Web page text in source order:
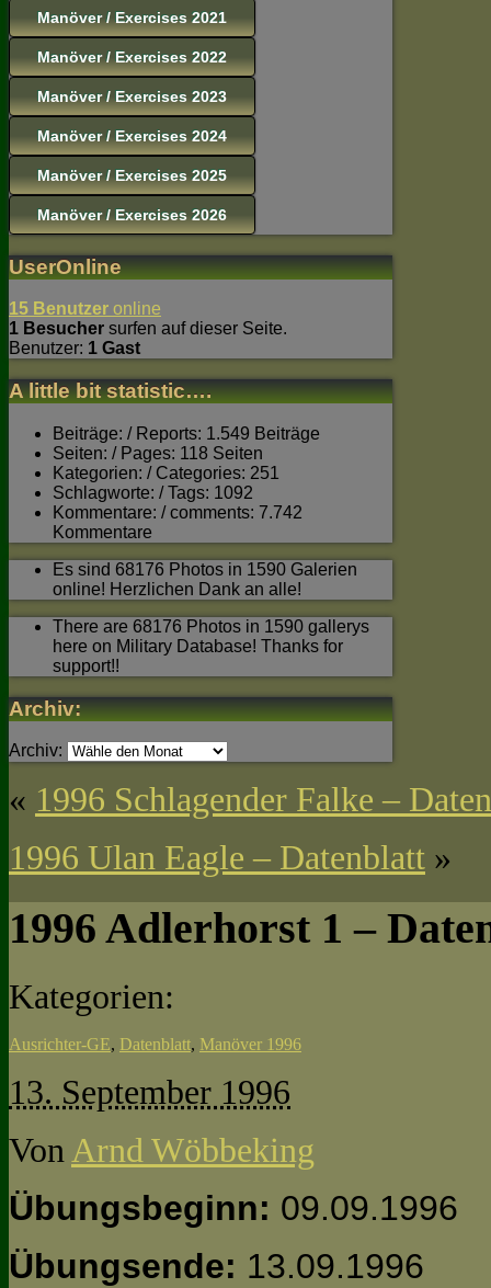
Manöver / Exercises 2021
Manöver / Exercises 2022
Manöver / Exercises 2023
Manöver / Exercises 2024
Manöver / Exercises 2025
Manöver / Exercises 2026
UserOnline
15 Benutzer online
1 Besucher surfen auf dieser Seite.
Benutzer: 1 Gast
A little bit statistic….
Beiträge: / Reports: 1.549 Beiträge
Seiten: / Pages: 118 Seiten
Kategorien: / Categories: 251
Schlagworte: / Tags: 1092
Kommentare: / comments: 7.742
Kommentare
Es sind 68176 Photos in 1590 Galerien
online! Herzlichen Dank an alle!
There are 68176 Photos in 1590 gallerys
here on Military Database! Thanks for
support!!
Archiv:
Archiv:
« 1996 Schlagender Falke –
1996 Ulan Eagle – Datenblatt »
1996 Adlerhorst 1 –
Kategorien:
Ausrichter-GE, Datenblatt, Manöver 1996
13. September 1996
Von Arnd Wöbbeking
Übungsbeginn: 09.09.1996
Übungsende: 13.09.1996